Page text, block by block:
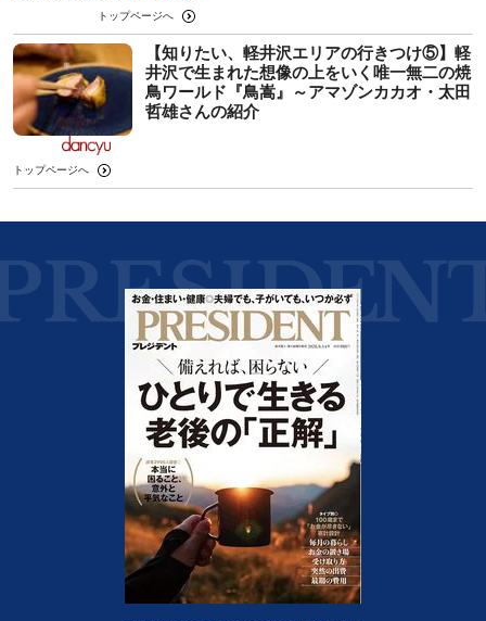
トップページへ
【知りたい、軽井沢エリアの行きつけ⑤】軽
井沢で生まれた想像の上をいく唯一無二の焼
鳥ワールド『鳥嵩』～アマゾンカカオ・太田
哲雄さんの紹介
トップページへ